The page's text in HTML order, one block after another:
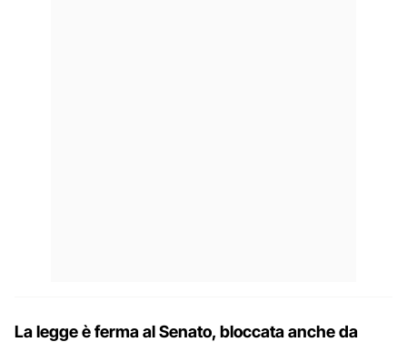
La legge è ferma al Senato, bloccata anche da